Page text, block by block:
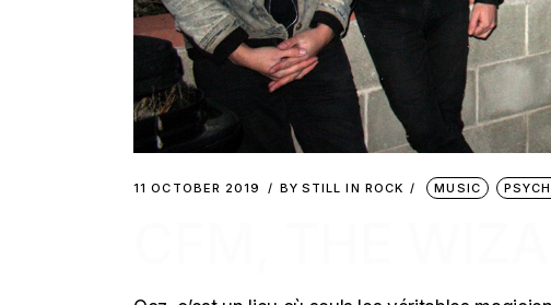
11 OCTOBER 2019 BY STILL IN ROCK MUSIC